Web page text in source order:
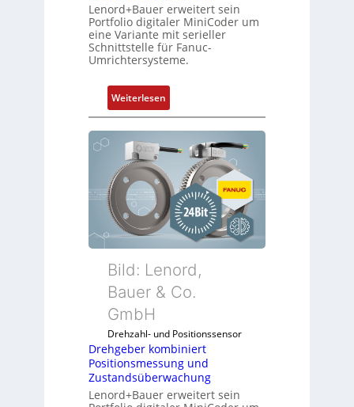
Lenord+Bauer erweitert sein
Portfolio digitaler MiniCoder um
eine Variante mit serieller
Schnittstelle für Fanuc-
Umrichtersysteme.
Weiterlesen:
D
r
e
g
e
b
e
r
k
o
m
i
n
i
e
r
Bild: Lenord,
Bauer & Co.
GmbH
Drehzahl- und Positionssensor
Drehgeber kombiniert
Positionsmessung und
Zustandsüberwachung
Lenord+Bauer erweitert sein